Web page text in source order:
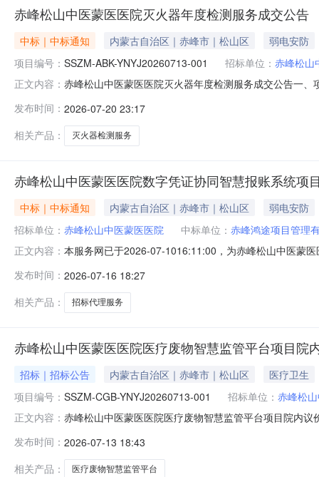
赤峰松山中医蒙医医院灭火器年度检测服务成交公告
中标｜中标通知 内蒙古自治区｜赤峰市｜松山区
弱电安防
项目编号： SSZM-ABK-YNYJ20260713-001 招标单位： 赤峰松山
正文内容： 赤峰松山中医蒙医医院灭火器年度检测服务成交公告一
供应商地址：内蒙古自治区赤峰市松山区兴安街道巴林
之
发布时间： 2026-07-20 23:17
相关产品：
灭火器检测服务
赤峰松山中医蒙医医院数字凭证协同智慧报账系统项
中标｜中标通知 内蒙古自治区｜赤峰市｜松山区
弱电安防
招标单位： 赤峰松山中医蒙医医院 中标单位： 赤峰鸿途项目管理
正文内容： 本服务网已于2026-07-1016:11:00，为赤峰松山中医蒙
限公司中选机构地址：内蒙古自治区赤峰市松山区上海城
发布时间： 2026-07-16 18:27
相关产品：
招标代理服务
赤峰松山中医蒙医医院医疗废物智慧监管平台项目院
招标｜招标公告 内蒙古自治区｜赤峰市｜松山区
医疗卫生
项目编号： SSZM-CGB-YNYJ20260713-001 招标单位： 赤峰松
正文内容： 赤峰松山中医蒙医医院医疗废物智慧监管平台项目院内
30000元二、投标人的资格要求1.供应商须具有独立承担
良好记录；4.供应
发布时间： 2026-07-13 18:43
相关产品：
医疗废物智慧监管平台